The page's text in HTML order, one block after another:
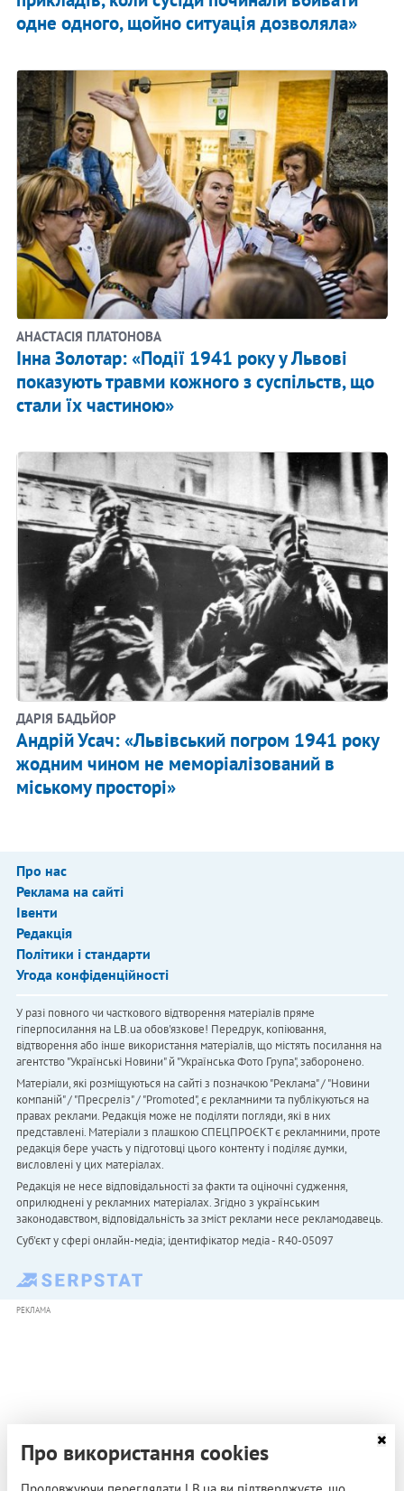
одне одного, щойно ситуація дозволяла»
АНАСТАСІЯ ПЛАТОНОВА
Інна Золотар: «Події 1941 року у Львові
показують травми кожного з суспільств, що
стали їх частиною»
ДАРІЯ БАДЬЙОР
Андрій Усач: «Львівський погром 1941 року
жодним чином не меморіалізований в
міському просторі»
Про нас
Реклама на сайті
Івенти
Редакція
Політики і стандарти
Угода конфіденційності
У разі повного чи часткового відтворення матеріалів пряме
гіперпосилання на LB.ua обов'язкове! Передрук, копіювання,
відтворення або інше використання матеріалів, що містять посилання на
агентство "Українськi Новини" й "Українська Фото Група", заборонено.
Матеріали, які розміщуються на сайті з позначкою "Реклама" / "Новини
компаній" / "Пресреліз" / "Promoted", є рекламними та публікуються на
правах реклами. Редакція може не поділяти погляди, які в них
представлені. Матеріали з плашкою СПЕЦПРОЄКТ є рекламними, проте
редакція бере участь у підготовці цього контенту і поділяє думки,
висловлені у цих матеріалах.
Редакція не несе відповідальності за факти та оціночні судження,
оприлюднені у рекламних матеріалах. Згідно з українським
законодавством, відповідальність за зміст реклами несе рекламодавець.
Cуб'єкт у сфері онлайн-медіа; ідентифікатор медіа - R40-05097
РЕКЛАМА
Про використання cookies